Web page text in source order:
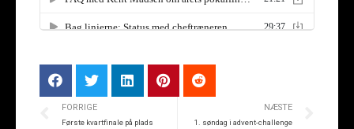
FORRIGE
Første kvartfinale på plads
NÆSTE
1. søndag i advent-challenge